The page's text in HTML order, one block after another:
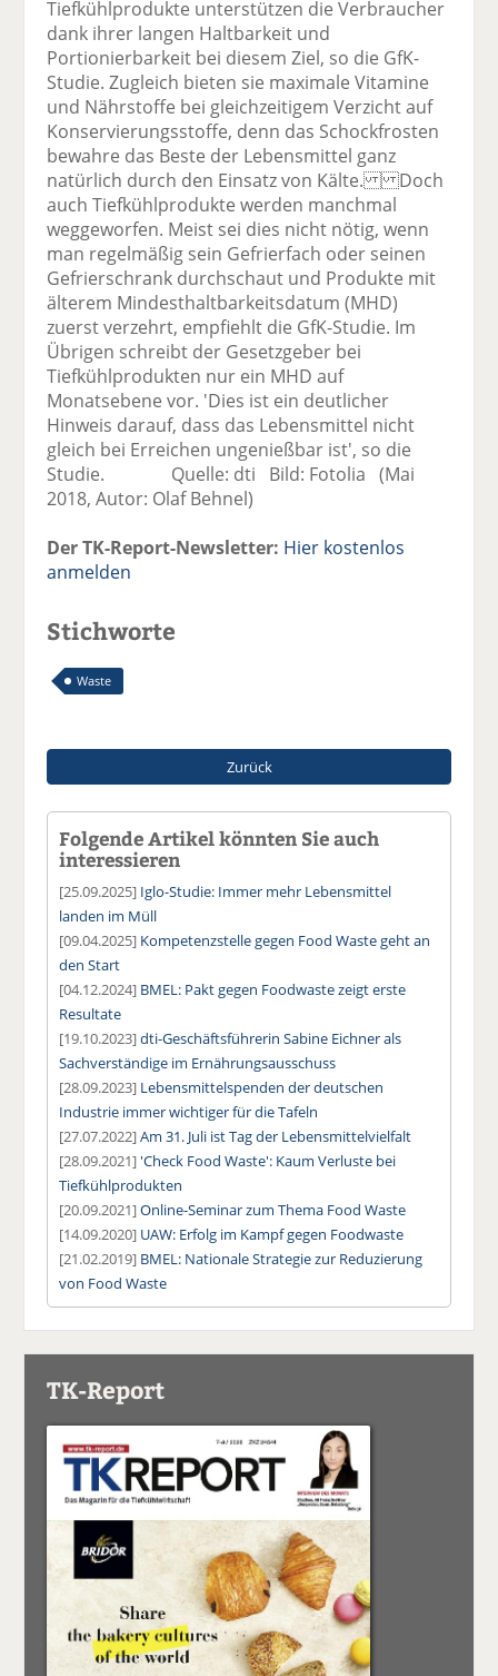
Tiefkühlprodukte unterstützen die Verbraucher
dank ihrer langen Haltbarkeit und
Portionierbarkeit bei diesem Ziel, so die GfK-
Studie. Zugleich bieten sie maximale Vitamine
und Nährstoffe bei gleichzeitigem Verzicht auf
Konservierungsstoffe, denn das Schockfrosten
bewahre das Beste der Lebensmittel ganz
natürlich durch den Einsatz von Kälte. Doch
auch Tiefkühlprodukte werden manchmal
weggeworfen. Meist sei dies nicht nötig, wenn
man regelmäßig sein Gefrierfach oder seinen
Gefrierschrank durchschaut und Produkte mit
älterem Mindesthaltbarkeitsdatum (MHD)
zuerst verzehrt, empfiehlt die GfK-Studie. Im
Übrigen schreibt der Gesetzgeber bei
Tiefkühlprodukten nur ein MHD auf
Monatsebene vor. 'Dies ist ein deutlicher
Hinweis darauf, dass das Lebensmittel nicht
gleich bei Erreichen ungenießbar ist', so die
Studie. Quelle: dti Bild: Fotolia (Mai
2018, Autor: Olaf Behnel)
Der TK-Report-Newsletter: Hier kostenlos
anmelden
Stichworte
Waste
Zurück
Folgende Artikel könnten Sie auch
interessieren
[25.09.2025] Iglo-Studie: Immer mehr Lebensmittel
landen im Müll
[09.04.2025] Kompetenzstelle gegen Food Waste geht an
den Start
[04.12.2024] BMEL: Pakt gegen Foodwaste zeigt erste
Resultate
[19.10.2023]dti-Geschäftsführerin Sabine Eichner als
Sachverständige im Ernährungsausschuss
[28.09.2023] Lebensmittelspenden der deutschen
Industrie immer wichtiger für die Tafeln
[27.07.2022]Am 31. Juli ist Tag der Lebensmittelvielfalt
[28.09.2021]'Check Food Waste': Kaum Verluste bei
Tiefkühlprodukten
[20.09.2021]Online-Seminar zum Thema Food Waste
[14.09.2020] UAW: Erfolg im Kampf gegen Foodwaste
[21.02.2019] BMEL: Nationale Strategie zur Reduzierung
von Food Waste
TK-Report